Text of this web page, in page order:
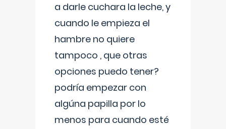
a darle cuchara la leche, y
cuando le empieza el
hambre no quiere
tampoco , que otras
opciones puedo tener?
podría empezar con
algúna papilla por lo
menos para cuando esté